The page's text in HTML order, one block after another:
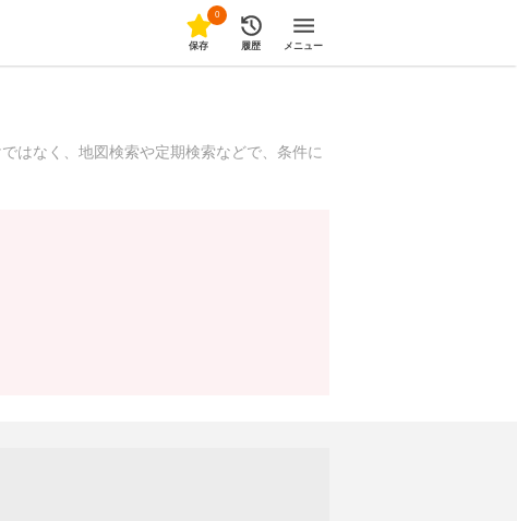
0
保存 履歴 メニュー
はなく、地図検索や定期検索などで、条件に